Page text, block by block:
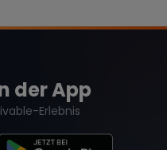
der App
Erlebnis